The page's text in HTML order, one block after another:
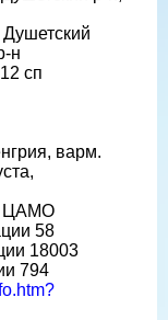
н
сп
варм.
ЦАМО
58
18003
794